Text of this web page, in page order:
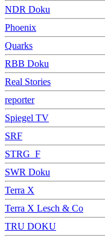
NDR Doku
Phoenix
Quarks
RBB Doku
Real Stories
reporter
Spiegel TV
SRF
STRG_F
SWR Doku
Terra X
Terra X Lesch & Co
TRU DOKU